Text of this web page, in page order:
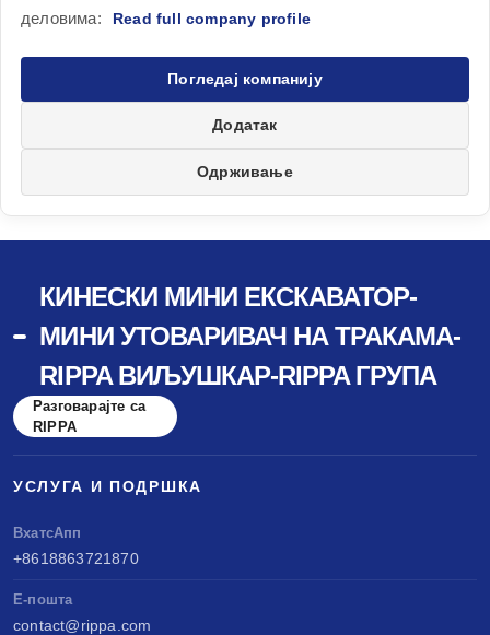
деловима:
Погледај компанију
Додатак
Одрживање
КИНЕСКИ МИНИ ЕКСКАВАТОР-
МИНИ УТОВАРИВАЧ НА ТРАКАМА-
RIPPA ВИЉУШКАР-RIPPA ГРУПА
Разговарајте са
RIPPA
УСЛУГА И ПОДРШКА
ВхатсАпп
+8618863721870
Е-пошта
contact@rippa.com